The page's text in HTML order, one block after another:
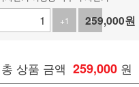
+1
-1
259,000원
총 상품 금액 259,000 원